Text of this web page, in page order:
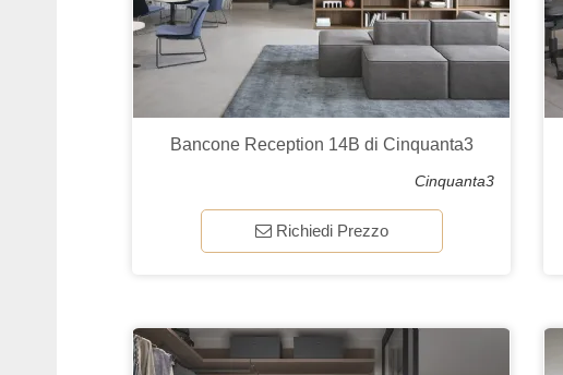
Bancone Reception 14B di Cinquanta3
Cinquanta3
Richiedi Prezzo